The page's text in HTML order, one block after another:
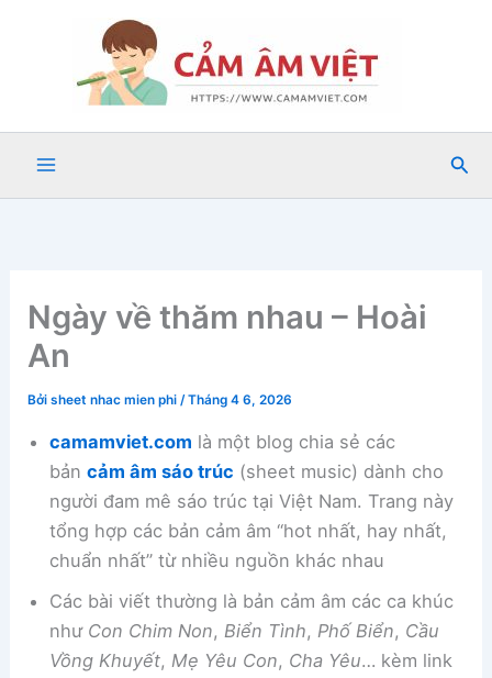
Tìm
Ngày về thăm nhau – Hoài
An
Bởisheet nhac mien phi/Tháng 4 6, 2026
camamviet.com là một blog chia sẻ các
bảncảm âm sáo trúc (sheet music) dành cho
người đam mê sáo trúc tại Việt Nam. Trang này
tổng hợp các bản cảm âm “hot nhất, hay nhất,
chuẩn nhất” từ nhiều nguồn khác nhau
Các bài viết thường là bản cảm âm các ca khúc
như Con Chim Non,Biển Tình,Phố Biển, Cầu
Vồng Khuyết,Mẹ Yêu Con, Cha Yêu… kèm link